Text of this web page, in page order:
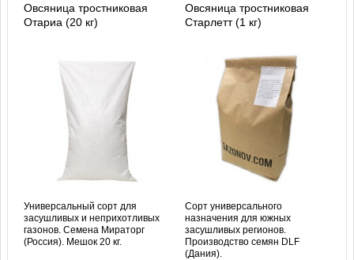
Овсяница тростниковая
Отариа (20 кг)
Универсальный сорт для
засушливых и неприхотливых
газонов. Семена Мираторг
(Россия). Мешок 20 кг.
Овсяница тростниковая
Старлетт (1 кг)
Сорт универсального
назначения для южных
засушливых регионов.
Производство семян DLF
(Дания).